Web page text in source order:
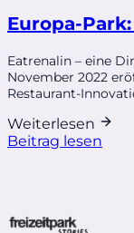
Europa-
Eatrenalin – eine
November 2022
Restaurant-
Weiterlesen
Beitrag lesen